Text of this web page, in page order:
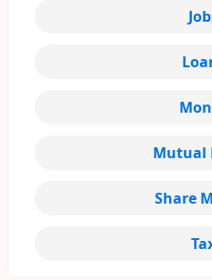
Mutual
Share